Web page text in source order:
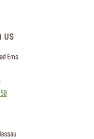
us
Ems